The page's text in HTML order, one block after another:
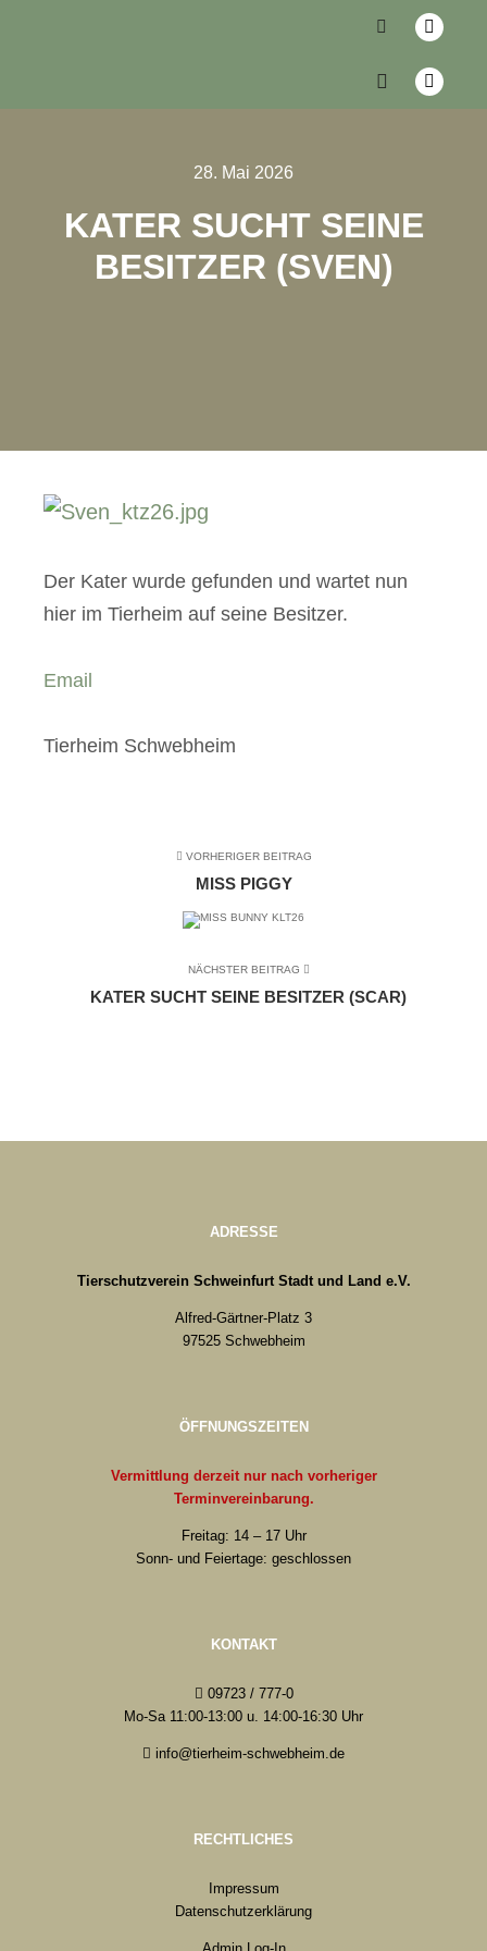
28. Mai 2026
KATER SUCHT SEINE
BESITZER (SVEN)
Der Kater wurde gefunden und wartet nun
hier im Tierheim auf seine Besitzer.
Email
Tierheim Schwebheim
VORHERIGER BEITRAG
MISS PIGGY
NÄCHSTER BEITRAG
KATER SUCHT SEINE BESITZER (SCAR)
ADRESSE
Tierschutzverein Schweinfurt Stadt und Land e.V.
Alfred-Gärtner-Platz 3
97525 Schwebheim
ÖFFNUNGSZEITEN
Vermittlung derzeit nur nach vorheriger
Terminvereinbarung.
Freitag: 14 – 17 Uhr
Sonn- und Feiertage: geschlossen
KONTAKT
09723 / 777-0
Mo-Sa 11:00-13:00 u. 14:00-16:30 Uhr
info@tierheim-schwebheim.de
RECHTLICHES
Impressum
Datenschutzerklärung